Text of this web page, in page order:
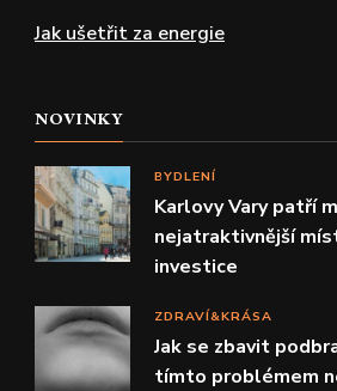
Jak ušetřit za energie
NOVINKY
BYDLENÍ
Karlovy Vary patří
nejatraktivnější
investice
ZDRAVÍ&KRÁSA
Jak se zbavit
tímto problémem